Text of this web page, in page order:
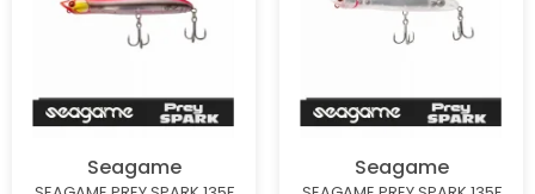
Seagame Seagame